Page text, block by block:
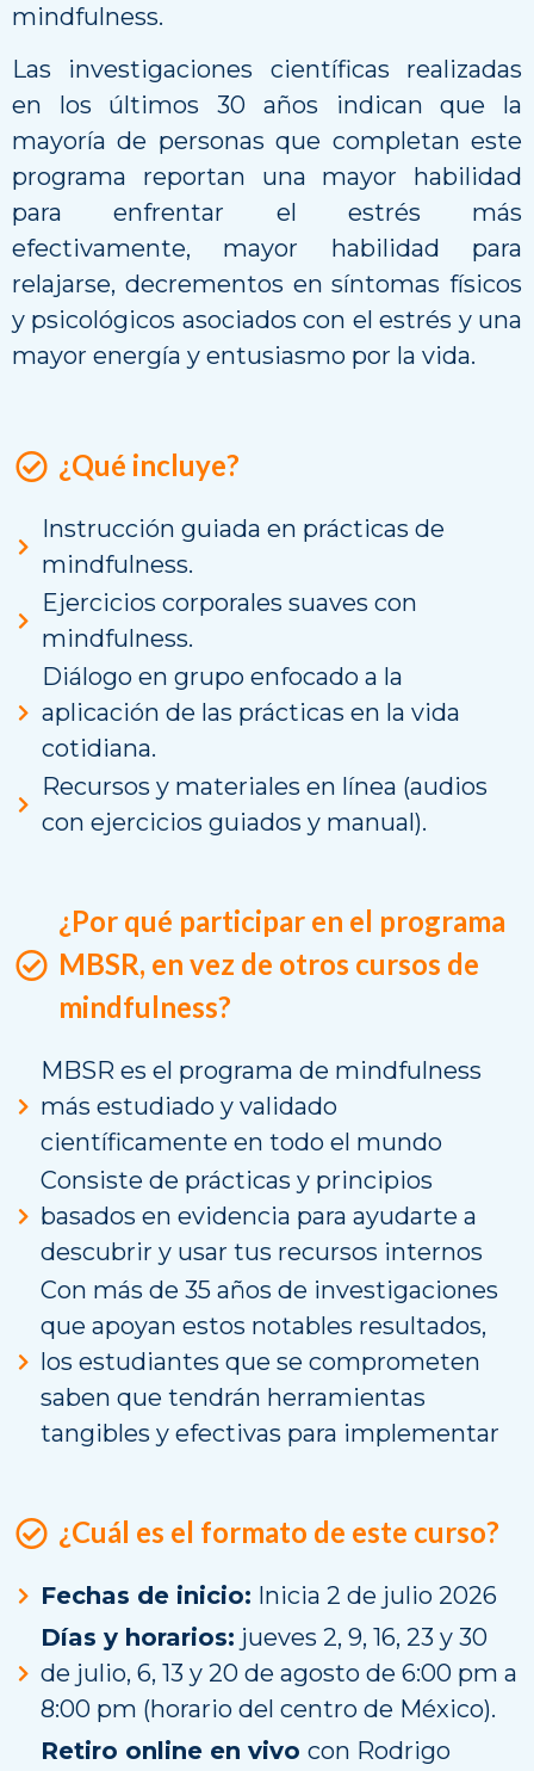
mindfulness.
Las investigaciones científicas realizadas
en los últimos 30 años indican que la
mayoría de personas que completan este
programa reportan una mayor habilidad
para enfrentar el estrés más
efectivamente, mayor habilidad para
relajarse, decrementos en síntomas físicos
y psicológicos asociados con el estrés y una
mayor energía y entusiasmo por la vida.
¿Qué incluye?
Instrucción guiada en prácticas de
mindfulness.
Ejercicios corporales suaves con
mindfulness.
Diálogo en grupo enfocado a la
aplicación de las prácticas en la vida
cotidiana.
Recursos y materiales en línea (audios
con ejercicios guiados y manual).
¿Por qué participar en el programa
MBSR, en vez de otros cursos de
mindfulness?
MBSR es el programa de mindfulness
más estudiado y validado
científicamente en todo el mundo
Consiste de prácticas y principios
basados en evidencia para ayudarte a
descubrir y usar tus recursos internos
Con más de 35 años de investigaciones
que apoyan estos notables resultados,
los estudiantes que se comprometen
saben que tendrán herramientas
tangibles y efectivas para implementar
¿Cuál es el formato de este curso?
Fechas de inicio: Inicia 2 de julio 2026
Días y horarios: jueves 2, 9, 16, 23 y 30
de julio, 6, 13 y 20 de agosto de 6:00 pm a
8:00 pm (horario del centro de México).
Retiro online en vivo con Rodrigo